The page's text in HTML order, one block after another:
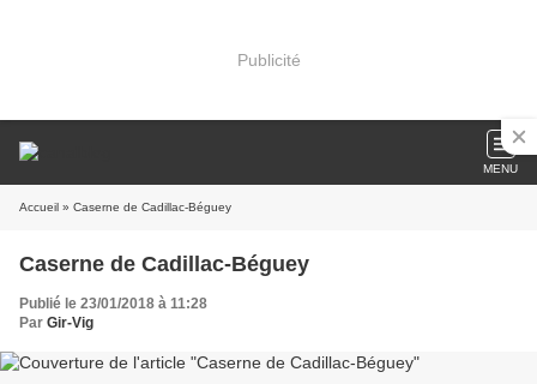
Publicité
MENU
Accueil » Caserne de Cadillac-Béguey
Caserne de Cadillac-Béguey
Publié le 23/01/2018 à 11:28
Par Gir-Vig